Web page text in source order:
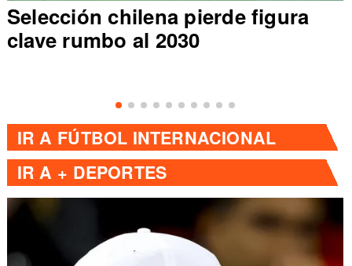
Selección chilena pierde figura
clave rumbo al 2030
IR A FÚTBOL INTERNACIONAL
IR A + DEPORTES